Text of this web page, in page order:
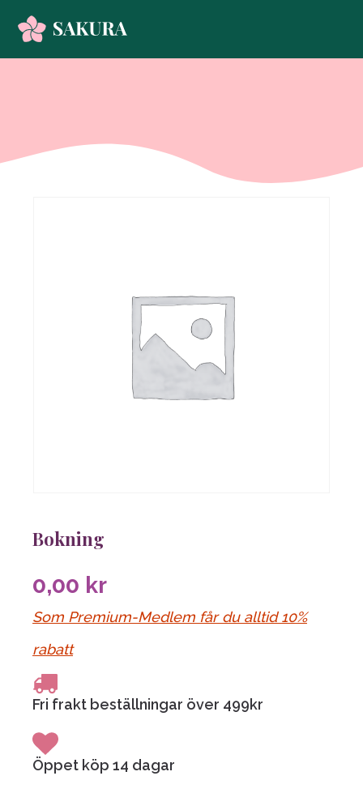
Bokning
0,00 kr
Som Premium-Medlem får du alltid 10%
rabatt
Fri frakt beställningar över 499kr
Öppet köp 14 dagar